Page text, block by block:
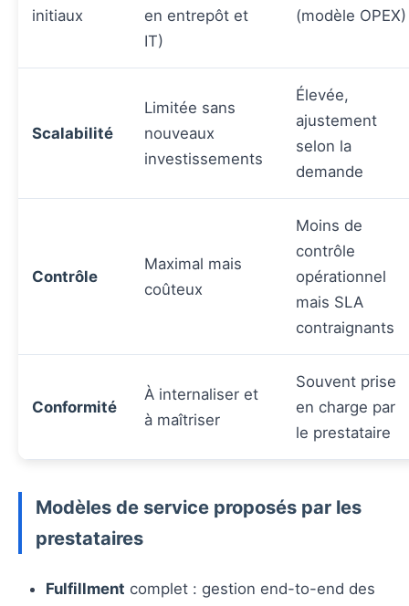
initiaux
en entrepôt et
IT)
(modèle OPEX)
Scalabilité
Limitée sans
nouveaux
investissements
Élevée,
ajustement
selon la
demande
Contrôle
Maximal mais
coûteux
Moins de
contrôle
opérationnel
mais SLA
contraignants
Conformité
À internaliser et
à maîtriser
Souvent prise
en charge par
le prestataire
Modèles de service proposés par les
prestataires
Fulfillment complet : gestion end-to-end des